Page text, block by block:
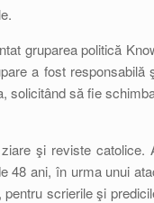
gruparea politică
a fost responsabilă
solicitând să fie
şi reviste catolice.
48 ani, în urma unui
scrierile şi